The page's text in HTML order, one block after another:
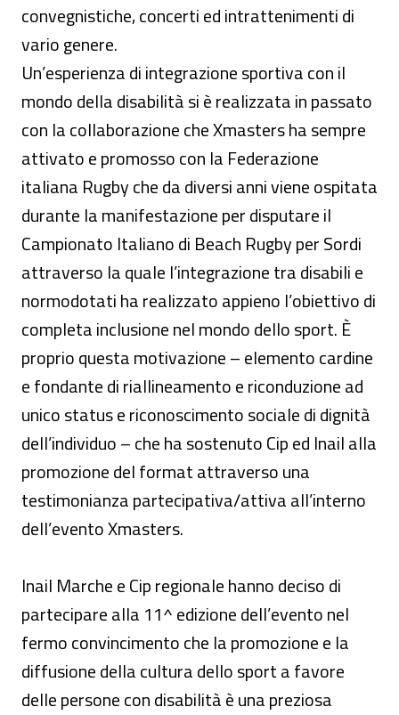
convegnistiche, concerti ed intrattenimenti di
vario genere.
Un’esperienza di integrazione sportiva con il
mondo della disabilità si è realizzata in passato
con la collaborazione che Xmasters ha sempre
attivato e promosso con la Federazione
italiana Rugby che da diversi anni viene ospitata
durante la manifestazione per disputare il
Campionato Italiano di Beach Rugby per Sordi
attraverso la quale l’integrazione tra disabili e
normodotati ha realizzato appieno l’obiettivo di
completa inclusione nel mondo dello sport. È
proprio questa motivazione – elemento cardine
e fondante di riallineamento e riconduzione ad
unico status e riconoscimento sociale di dignità
dell’individuo – che ha sostenuto Cip ed Inail alla
promozione del format attraverso una
testimonianza partecipativa/attiva all’interno
dell’evento Xmasters.
Inail Marche e Cip regionale hanno deciso di
partecipare alla 11^ edizione dell’evento nel
fermo convincimento che la promozione e la
diffusione della cultura dello sport a favore
delle persone con disabilità è una preziosa